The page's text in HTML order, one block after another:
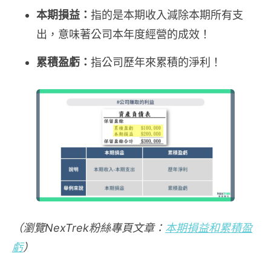
本期損益： 指的是本期收入減除本期所有支
出，意味著公司本年度經營的成效！
累積盈虧： 指公司歷年來累積的淨利！
（瀏覽NexTrek粉絲專頁文章： 本期損益和累積盈
虧）